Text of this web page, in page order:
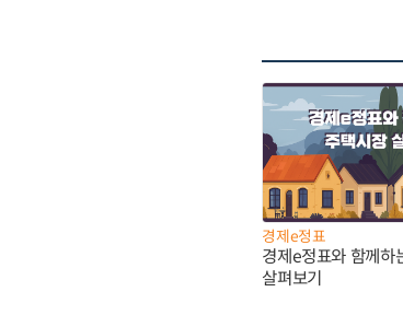
경제e정표
경제e정표와 함께하
살펴보기